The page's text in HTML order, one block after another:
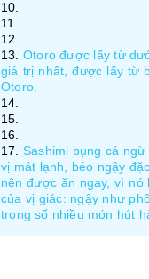
Otoro được lấy từ
giá trị nhất, được lấy từ
Otoro.
Sashimi bụng cá
vị mát lạnh, béo ngậy
nên được ăn ngay, vì nó
của vị giác: ngậy như
trong số nhiều món hút